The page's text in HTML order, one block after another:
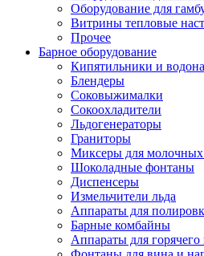
Оборудование для
Витрины тепловые
Прочее
Барное оборудование
Кипятильники и
Блендеры
Соковыжималки
Сокоохладители
Льдогенераторы
Граниторы
Миксеры для молочных
Шоколадные фонтаны
Диспенсеры
Измельчители льда
Аппараты для
Барные комбайны
Аппараты для горячего